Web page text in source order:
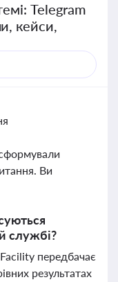
Telegram
кейси,
Ви
службі?
передбачає
результатах